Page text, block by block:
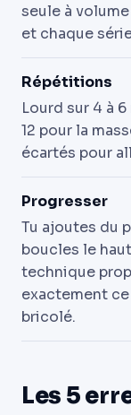
seule à
et chaque
Répétitions
Lourd sur 4 à
12 pour la
écartés pour
Progresser
Tu ajoutes du
boucles le
technique
exactement
bricolé.
Les 5